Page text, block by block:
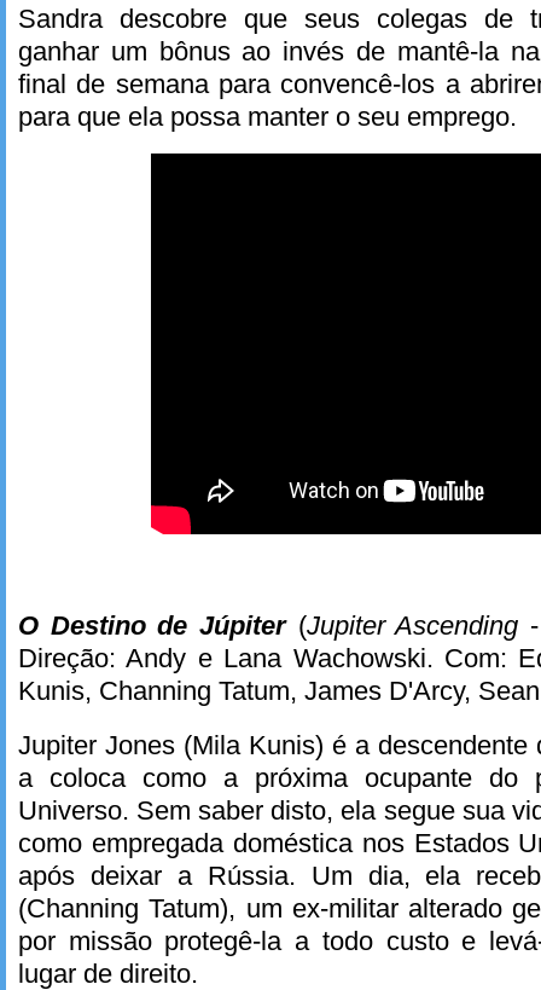
Sandra descobre que seus colegas de
ganhar um bônus ao invés de mantê-la
final de semana para convencê-los a
para que ela possa manter o seu emprego.
O Destino de Júpiter (Jupiter Ascending
Direção: Andy e Lana Wachowski. Com:
Kunis, Channing Tatum, James D'Arcy,
Jupiter Jones (Mila Kunis) é a descendente
a coloca como a próxima ocupante do
Universo. Sem saber disto, ela segue sua
como empregada doméstica nos Estados
após deixar a Rússia. Um dia, ela
(Channing Tatum), um ex-militar alterado
por missão protegê-la a todo custo e
lugar de direito.